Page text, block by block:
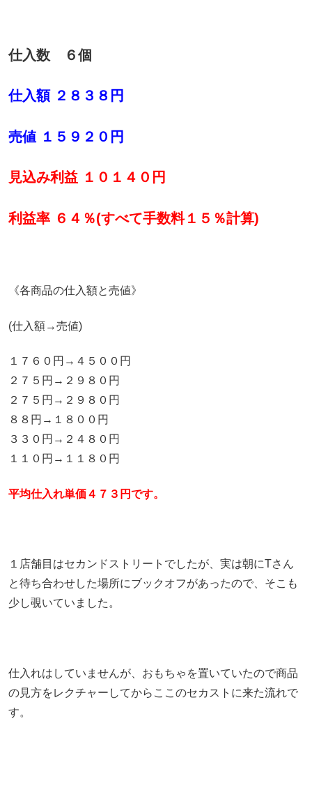
仕入数 ６個
仕入額 ２８３８円
売値 １５９２０円
見込み利益 １０１４０円
利益率 ６４％(すべて手数料１５％計算)
《各商品の仕入額と売値》
(仕入額→売値)
１７６０円→４５００円
２７５円→２９８０円
２７５円→２９８０円
８８円→１８００円
３３０円→２４８０円
１１０円→１１８０円
平均仕入れ単価４７３円です。
１店舗目はセカンドストリートでしたが、実は朝にTさん
と待ち合わせした場所にブックオフがあったので、そこも
少し覗いていました。
仕入れはしていませんが、おもちゃを置いていたので商品
の見方をレクチャーしてからここのセカストに来た流れで
す。